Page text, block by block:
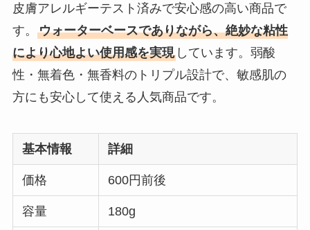
皮膚アレルギーテスト済みで安心感の高い商品で
す。 ウォーターベースでありながら、絶妙な粘性
により心地よい使用感を実現しています。弱酸
性・無着色・無香料のトリプル設計で、敏感肌の
方にも安心して使える人気商品です。
基本情報 詳細
価格 600円前後
容量 180g